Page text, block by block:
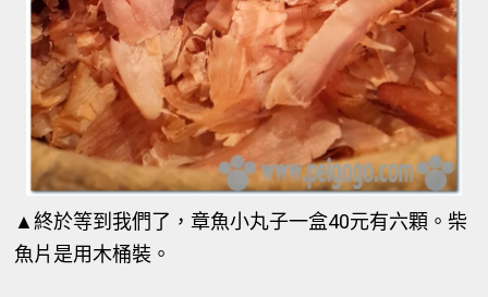
▲終於等到我們了，章魚小丸子一盒40元有六顆。柴
魚片是用木桶裝。